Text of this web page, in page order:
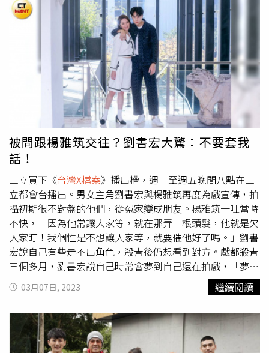
為熱愛表演而加入了吉他社，那時沒事就泡在四分衛練團的
「飛行五號」，櫃台會偷告訴我他們在練團，我就會躲在門
口偷看偷聽，沒想到多年後我竟然能跟主唱阿山哥一起拍
戲，還跟偶像變成朋友，完全就是一個美夢成真的勵志故事
啊！」阿山哥在工作中還不忘幫張瀚元慶生，令他感動。
（圖／取自張瀚元IG）「你知道當偶像站在你的面前，你們
有機會說話、對戲，那是一件多不可能的事情，你就會更想
要求表現，但那時阿山哥告訴我：「人的歷練會影響到眼
界，所有喜怒哀樂相聚分離的過程，都會轉化成表演的能量
來迸發，不能急，好好地享受當下，因為這些日子不會白
過，都會是最好的養份。」我後來越來越能體會阿山哥說這
些話的意思，不要相信夢想不可能，只要你相信，並且好好
生活，每一件事都會是最好的安排。像阿山哥這樣的明星在
我面前，完全沒有架子，很快樂，有時像個小孩，我們一起
運動、練瑜珈，嘗試新東西，互相幫忙，這在我心中樹立了
一個非常好的典範。」運動項目都很在行的張瀚元，還與阿
山哥一起練瑜珈嘗試新項目。（圖／林士傑攝）還有
HIStory3《那一天》的導演蔡宓潔，她曾對我說，要我相信
她，她也會相信我，當專注在表演當下，相信劇組的每個
人，用曾經發生過的事情，帶入到角色情感，就會讓演技以
最自然的方式傳遞給觀眾，她還強調『不要怕，因為你一定
做得到』，這些話給我很大的鼓舞，也對我的演出有非常多
的幫助。」與張鈞甯一起拍攝《緝魂》雖然工作的時間很
短，但卻令張瀚元印象深刻且感謝。（圖／威視提供）「至
被問跟楊雅筑交往？劉書宏大驚：不要套我
話！
三立買下《台灣X檔案》播出權，週一至週五晚間八點在三
立都會台播出。男女主角劉書宏與楊雅筑再度為戲宣傳，拍
攝初期很不對盤的他們，從冤家變成朋友。楊雅筑一吐當時
不快，「因為他常讓大家等，就在那弄一根頭髮，他就是欠
人家盯！我個性是不想讓人家等，就要催他好了嗎。」劉書
宏說自己有些走不出角色，殺青後仍想看到對方。戲都殺青
三個多月，劉書宏說自己時常會夢到自己還在拍戲，「夢到
在辦公室講台詞，或是夢到自己在片場發號司令，壓力很
大，以前我在現場常NG，有些台詞比較難，這對我是很大
的惡夢。」他還沒完全走出角色，像是打球變得比較暴力，
也被爸媽說看人的眼神比較銳利。楊雅筑則是接連拍《女
力》、《X檔案》習慣穿靴子，導致腳容易站外八，被經紀
03月07日, 2023 繼續閱讀